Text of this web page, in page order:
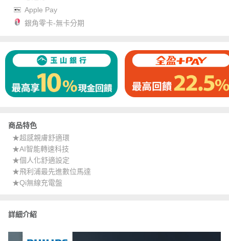
Apple Pay
銀角零卡-無卡分期
商品特色
★超感親膚舒適環
★AI智能轉速科技
★個人化舒適設定
★飛利浦最先進數位馬達
★Qi無線充電盤
詳細介紹